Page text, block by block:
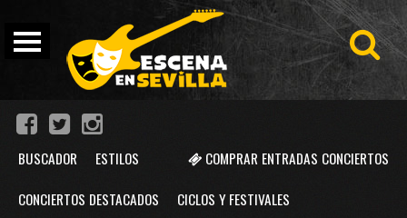
COMPRAR ENTRADAS CONCIERTOS
BUSCADOR ESTILOS
CONCIERTOS DESTACADOS CICLOS Y FESTIVALES